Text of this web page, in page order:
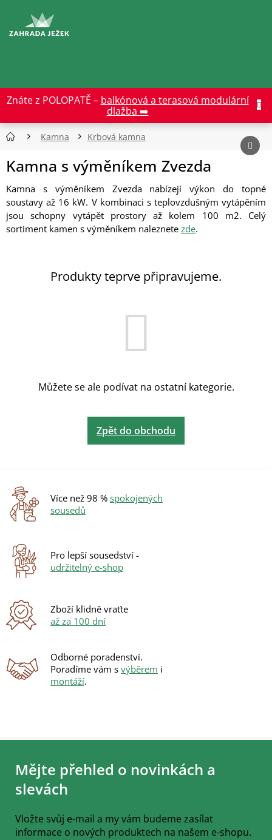
obsah
Znáte z POLOPATĚ – balkónová a terasová modulární
dlažba ➡️
Kamna Krbová kamna
Kamna s výměníkem Zvezda
Kamna s výměníkem Zvezda nabízejí výkon do topné
soustavy až 16 kW. V kombinaci s teplovzdušným vytápěním
jsou schopny vytápět prostory až kolem 100 m2. Celý
sortiment kamen s výměníkem naleznete zde.
Produkty teprve připravujeme.
Můžete se ale podívat na ostatní kategorie.
Zpět do obchodu
Více než 98 % spokojených
sousedů
Pro lepší sousedství -
udržitelný e-shop
Zboží klidně vraťte
až za 100 dní
Odborné poradenství.
Poradíme vám s výběrem i
montáží.
Z
Mějte přehled o novinkách a
slevách
Vložte svůj e-mail a my vám budeme zasílat
informace o nových produktech na našem e-shopu.